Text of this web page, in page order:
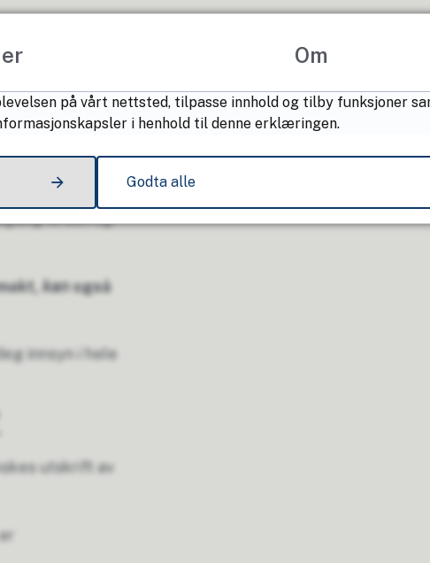
til det og
kanogså
innsyn i hele
utskrift av
Om
på vårt nettsted, tilpasse innhold og tilby funksjoner
i henhold til denne erklæringen.
Godta alle